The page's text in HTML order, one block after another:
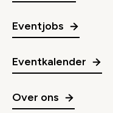
Eventjobs
Eventkalender
Over ons